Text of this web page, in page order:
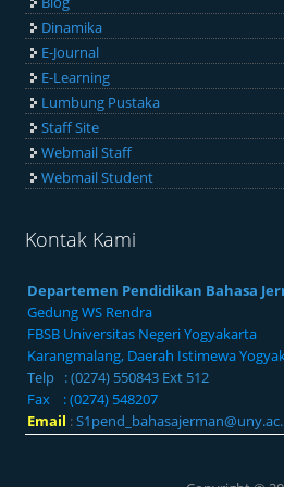
Dinamika
E-Journal
E-Learning
Lumbung Pustaka
Staff Site
Webmail Staff
Webmail Student
Kontak Kami
Departemen Pendidikan Bahasa
Gedung WS Rendra
FBSB Universitas Negeri Yogyakarta
Karangmalang, Daerah Istimewa
Telp : (0274) 550843 Ext 512
Fax : (0274) 548207
Email :